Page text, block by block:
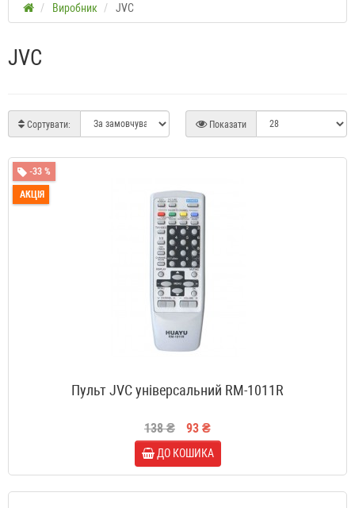
Виробник JVC
JVC
Сортувати: Показати
-33 %
АКЦІЯ
Пульт JVC універсальний RM-1011R
138 ₴ 93 ₴
ДО КОШИКА